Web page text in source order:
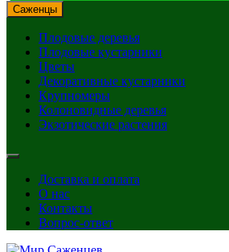
Саженцы
Плодовые деревья
Плодовые кустарники
Цветы
Декоративные кустарники
Крупномеры
Колоновидные деревья
Экзотические растения
Доставка и оплата
О нас
Контакты
Вопрос-ответ